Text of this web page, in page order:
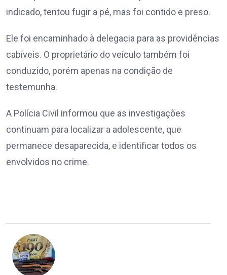
indicado, tentou fugir a pé, mas foi contido e preso.
Ele foi encaminhado à delegacia para as providências
cabíveis. O proprietário do veículo também foi
conduzido, porém apenas na condição de
testemunha.
A Polícia Civil informou que as investigações
continuam para localizar a adolescente, que
permanece desaparecida, e identificar todos os
envolvidos no crime.